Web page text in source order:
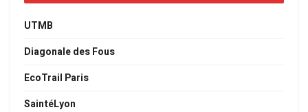
UTMB
Diagonale des Fous
EcoTrail Paris
SaintéLyon